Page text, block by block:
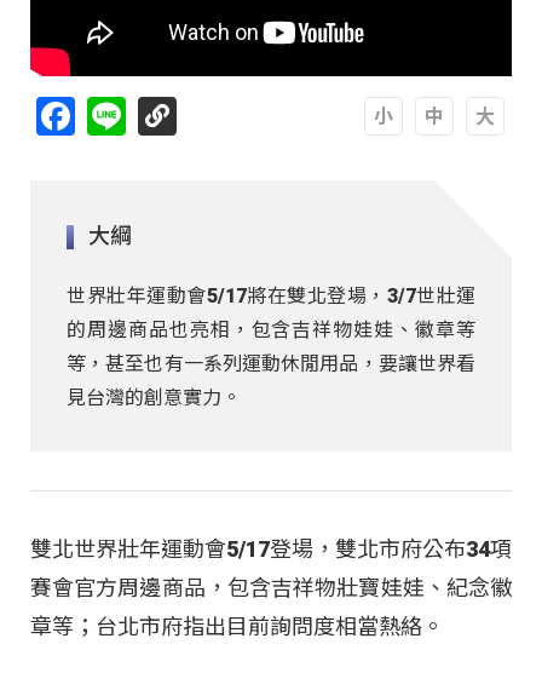
Facebook
Line
大綱
世界壯年運動會5/17將在雙北登場，3/7世壯運
的周邊商品也亮相，包含吉祥物娃娃、徽章等
等，甚至也有一系列運動休閒用品，要讓世界看
見台灣的創意實力。
雙北世界壯年運動會5/17登場，雙北市府公布34項
賽會官方周邊商品，包含吉祥物壯寶娃娃、紀念徽
章等；台北市府指出目前詢問度相當熱絡。